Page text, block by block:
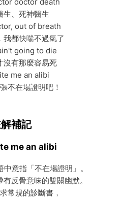
生、死神醫生
out of breath
我都快喘不過氣了
going to die
沒有那麼容易死
me an alibi
不在場證明吧！
補記
me an alibi
中意指「不在場證明」。
反骨意味的雙關幽默。
常規的診斷書，